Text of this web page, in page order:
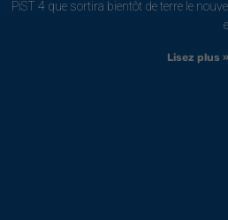
PiST 4 que sortira bientôt de terre le
Lisez plus »